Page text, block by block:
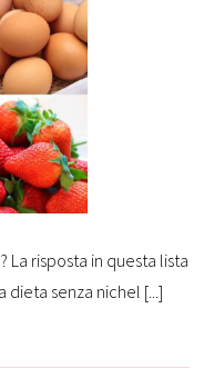
La risposta in questa lista
senza nichel [...]